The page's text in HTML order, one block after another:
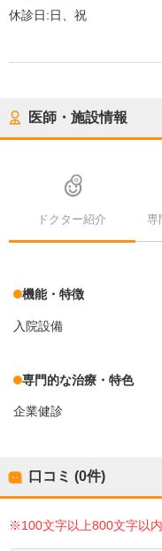
休診日:日、祝
医師・施設情報
ドクター紹介 専
機能・特徴
入院設備
専門的な治療・特色
企業健診
口コミ (0件)
※100文字以上800文字以